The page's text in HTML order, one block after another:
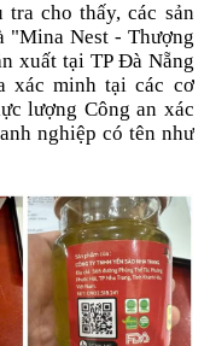
cho thấy, các sản
"Mina Nest - Thượng
xuất tại TP Đà Nẵng
xác minh tại các cơ
lượng Công an xác
nghiệp có tên như